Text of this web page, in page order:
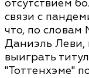
отсутствием
связи с
что, по словам
Даниэль Леви,
выиграть
"Тоттенхэме"